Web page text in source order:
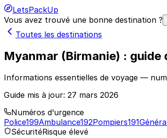
LetsPackUp
Vous avez trouvé une bonne destination ?
Toutes les destinations
Myanmar (Birmanie) : guide
Informations essentielles de voyage —
Guide mis à jour: 27 mars 2026
Numéros d'urgence
Police199Ambulance192Pompiers191
SécuritéRisque élevé